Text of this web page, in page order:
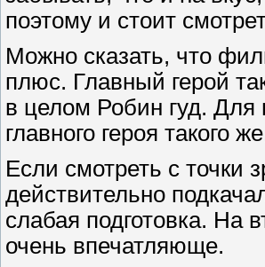
поэтому и стоит
Можно сказать, что
плюс. Главный герой
в целом Робин гуд. Для
главного героя такого
Если смотреть с точки
действительно
слабая подготовка. На
очень впечатляюще.